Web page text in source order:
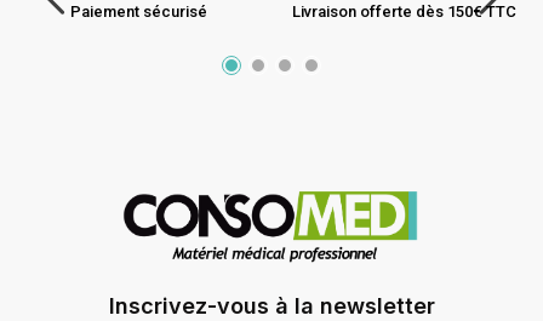
Paiement sécurisé Livraison offerte dès 150€ TTC
Inscrivez-vous à la newsletter